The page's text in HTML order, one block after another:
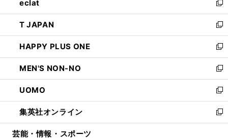
く
で
開
く
ド
ウ
で
開
く
ィ
ン
ド
ウ
で
開
く
い
ウ
ィ
ン
ド
ウ
で
開
く
eclat
新
し
い
ウ
ィ
ン
ド
ウ
で
開
く
T JAPAN
新
し
い
ウ
ィ
ン
ド
ウ
で
開
HAPPY PLUS ONE
新
し
い
ウ
ィ
ン
ド
ウ
MEN'S NON-NO
新
し
い
ウ
ィ
ン
UOMO
新
し
い
ウ
集英社オンライン
新
し
芸能・情報・スポーツ